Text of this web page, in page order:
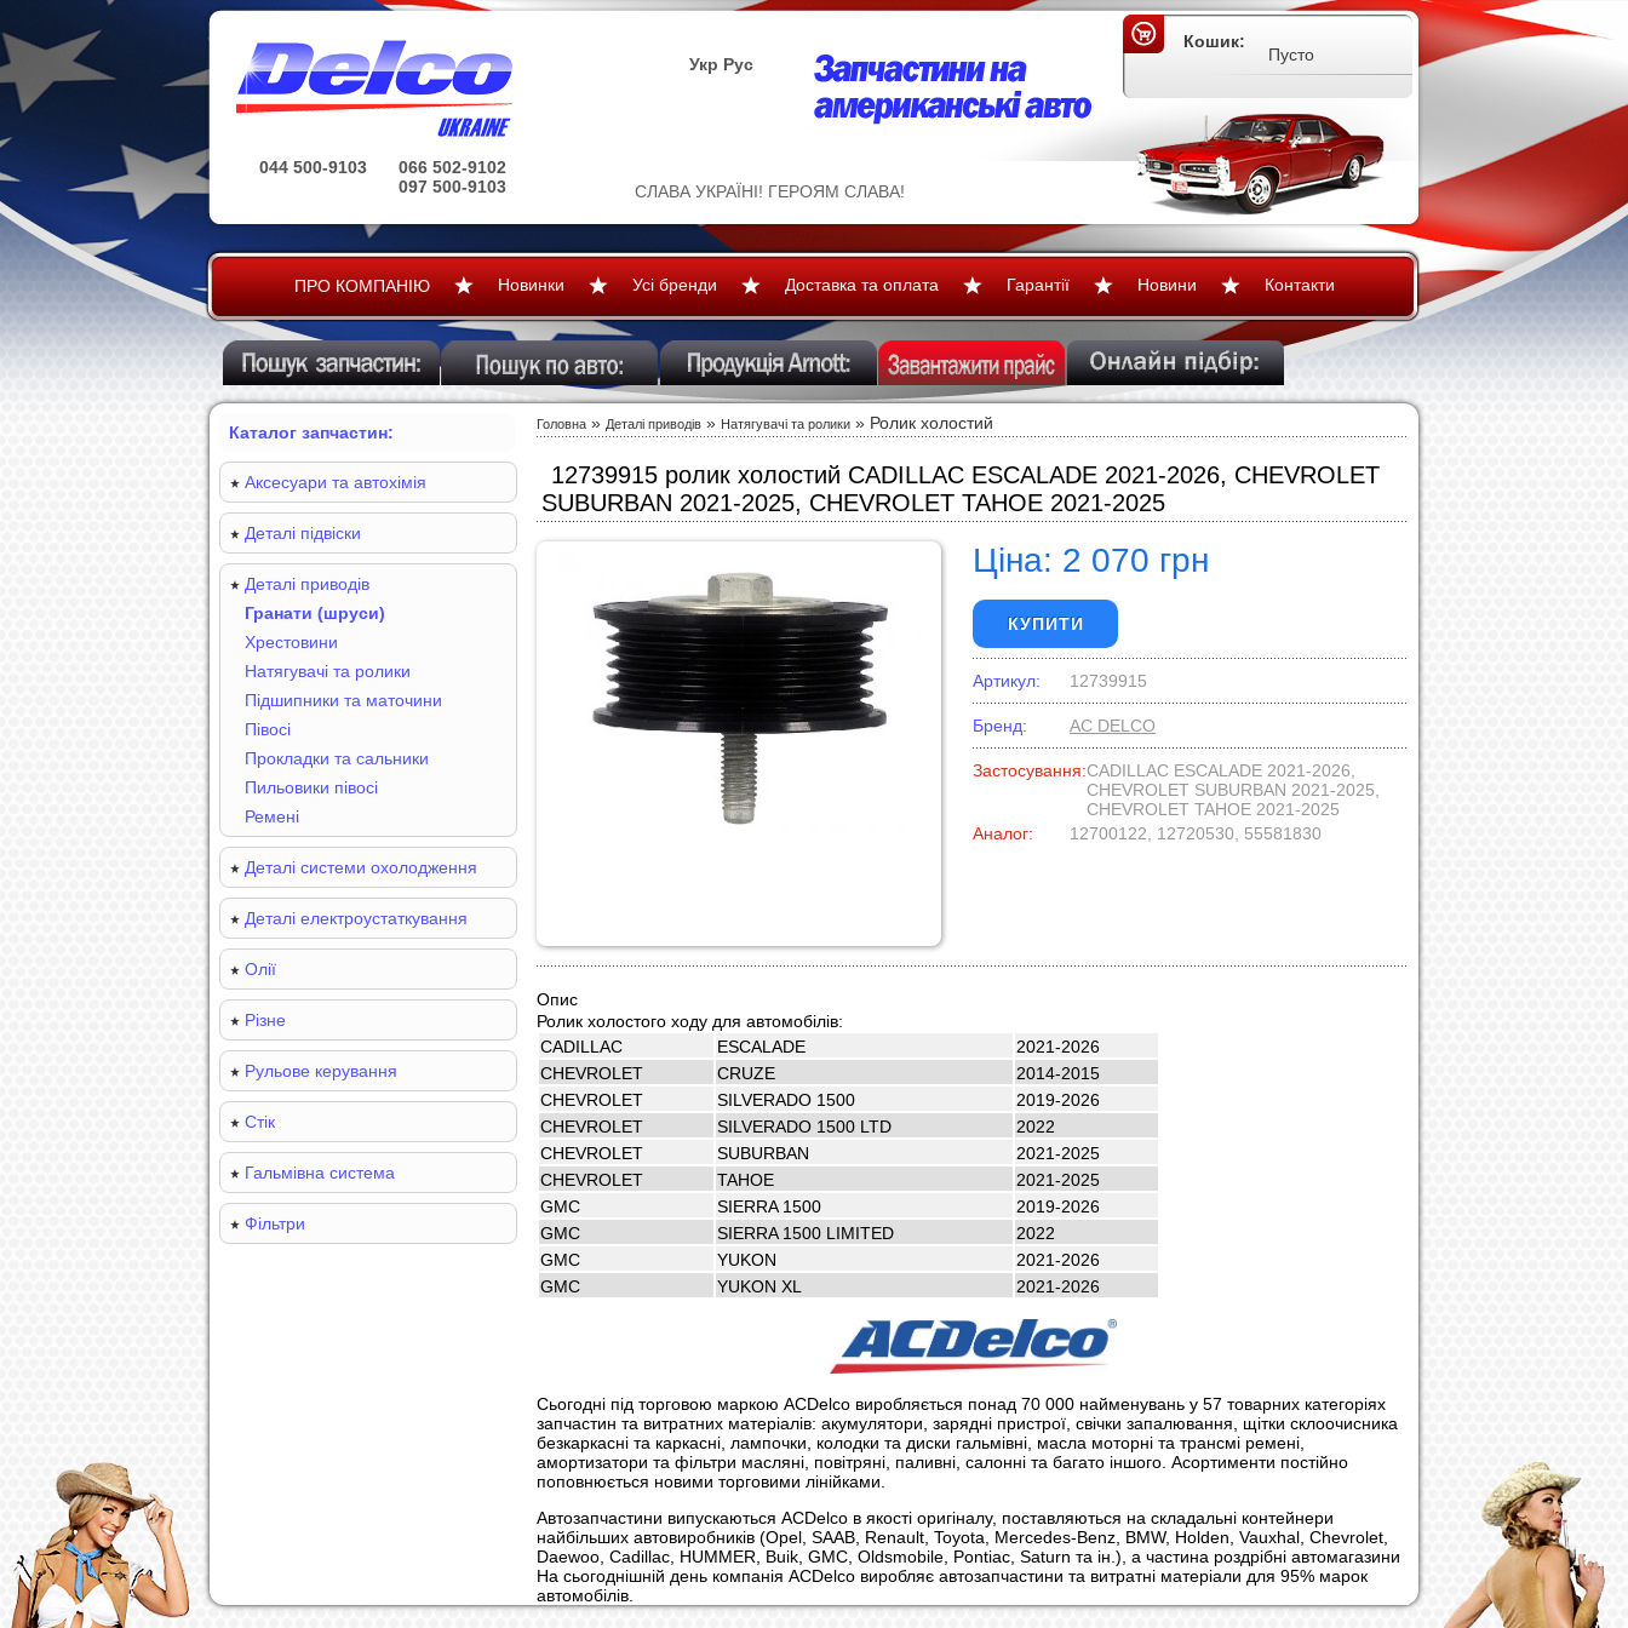
Укр Рус
044 500-9103
066 502-9102
097 500-9103
СЛАВА УКРАЇНІ! ГЕРОЯМ СЛАВА!
Кошик:
Пусто
ПРО КОМПАНІЮ Новинки Усі бренди Доставка та оплата Гарантії Новини Контакти
Головна » Деталі приводів » Натягувачі та ролики » Ролик холостий
12739915 ролик холостий CADILLAC ESCALADE 2021-2026, CHEVROLET
SUBURBAN 2021-2025, CHEVROLET TAHOE 2021-2025
Ціна: 2 070 грн
КУПИТИ
Артикул: 12739915
Бренд: AC DELCO
Застосування:CADILLAC ESCALADE 2021-2026,
CHEVROLET SUBURBAN 2021-2025,
CHEVROLET TAHOE 2021-2025
Аналог:
12700122, 12720530, 55581830
Опис
Ролик холостого ходу для автомобілів:
CADILLAC
ESCALADE
2021-2026
CHEVROLET
CRUZE
2014-2015
CHEVROLET
SILVERADO 1500
2019-2026
CHEVROLET
SILVERADO 1500 LTD
2022
CHEVROLET
SUBURBAN
2021-2025
CHEVROLET
TAHOE
2021-2025
GMC
SIERRA 1500
2019-2026
GMC
SIERRA 1500 LIMITED
2022
GMC
YUKON
2021-2026
GMC
YUKON XL 2021-2026
Сьогодні під торговою маркою ACDelco виробляється понад 70 000 найменувань у 57 товарних категоріях
запчастин та витратних матеріалів: акумулятори, зарядні пристрої, свічки запалювання, щітки склоочисника
безкаркасні та каркасні, лампочки, колодки та диски гальмівні, масла моторні та трансмі ремені,
амортизатори та фільтри масляні, повітряні, паливні, салонні та багато іншого. Асортименти постійно
поповнюється новими торговими лінійками.
Автозапчастини випускаються ACDelco в якості оригіналу, поставляються на складальні контейнери
найбільших автовиробників (Opel, SAAB, Renault, Toyota, Mercedes-Benz, BMW, Holden, Vauxhal, Chevrolet,
Daewoo, Cadillac, HUMMER, Buik, GMC, Oldsmobile, Pontiac, Saturn та ін.), а частина роздрібні автомагазини
На сьогоднішній день компанія ACDelco виробляє автозапчастини та витратні матеріали для 95% марок
автомобілів.
Каталог запчастин:
Аксесуари та автохімія
Деталі підвіски
Деталі приводів
Гранати (шруси)
Хрестовини
Натягувачі та ролики
Підшипники та маточини
Півосі
Прокладки та сальники
Пильовики півосі
Ремені
Деталі системи охолодження
Деталі електроустаткування
Олії
Різне
Рульове керування
Стік
Гальмівна система
Фільтри